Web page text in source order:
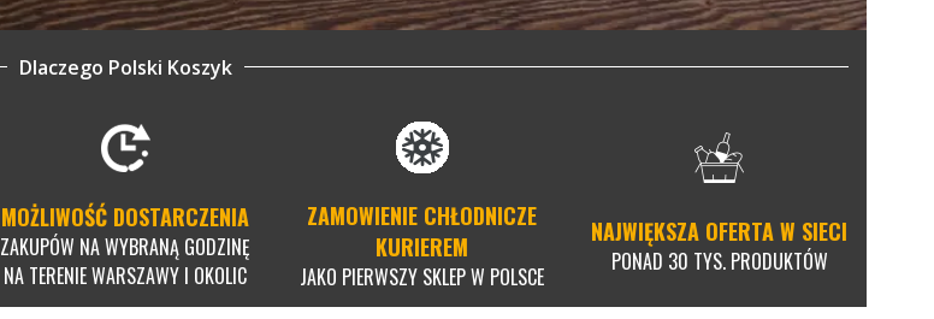
Dlaczego Polski Koszyk
MOŻLIWOŚĆ DOSTARCZENIA
ZAKUPÓW NA WYBRANĄ GODZINĘ
NA TERENIE WARSZAWY I OKOLIC
ZAMOWIENIE CHŁODNICZE
KURIEREM
JAKO PIERWSZY SKLEP W POLSCE
NAJWIĘKSZA OFERTA W SIECI
PONAD 30 TYS. PRODUKTÓW